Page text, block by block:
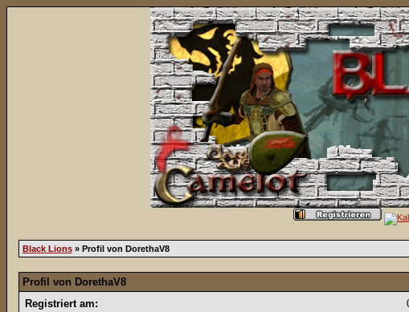
Black Lions» Profil von DorethaV8
Profil von DorethaV8
Registriert am: